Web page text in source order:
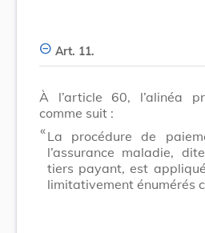
Art. 11.
À l’article 60, l’alinéa
comme suit :
​ «La procédure de
l’assurance maladie,
tiers payant, est
limitativement énumérés